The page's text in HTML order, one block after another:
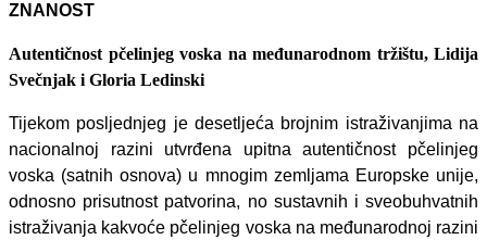
ZNANOST
Autentičnost pčelinjeg voska na međunarodnom tržištu, Lidija
Svečnjak i Gloria Ledinski
Tijekom posljednjeg je desetljeća brojnim istraživanjima na
nacionalnoj razini utvrđena upitna autentičnost pčelinjeg
voska (satnih osnova) u mnogim zemljama Europske unije,
odnosno prisutnost patvorina, no sustavnih i sveobuhvatnih
istraživanja kakvoće pčelinjeg voska na međunarodnoj razini